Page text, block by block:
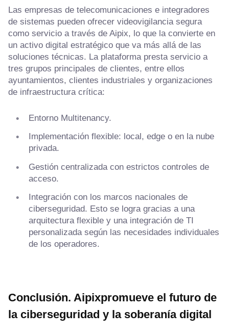
Las empresas de telecomunicaciones e integradores
de sistemas pueden ofrecer videovigilancia segura
como servicio a través de Aipix, lo que la convierte en
un activo digital estratégico que va más allá de las
soluciones técnicas. La plataforma presta servicio a
tres grupos principales de clientes, entre ellos
ayuntamientos, clientes industriales y organizaciones
de infraestructura crítica:
Entorno Multitenancy.
Implementación flexible: local, edge o en la nube
privada.
Gestión centralizada con estrictos controles de
acceso.
Integración con los marcos nacionales de
ciberseguridad. Esto se logra gracias a una
arquitectura flexible y una integración de TI
personalizada según las necesidades individuales
de los operadores.
Conclusión. Aipixpromueve el futuro de
la ciberseguridad y la soberanía digital